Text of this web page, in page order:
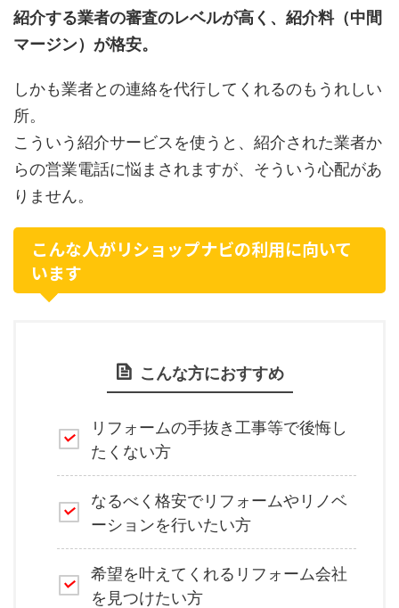
紹介する業者の審査のレベルが高く、紹介料（中間
マージン）が格安。
しかも業者との連絡を代行してくれるのもうれしい
所。
こういう紹介サービスを使うと、紹介された業者か
らの営業電話に悩まされますが、そういう心配があ
りません。
こんな人がリショップナビの利用に向いて
います
こんな方におすすめ
リフォームの手抜き工事等で後悔し
たくない方
なるべく格安でリフォームやリノベ
ーションを行いたい方
希望を叶えてくれるリフォーム会社
を見つけたい方